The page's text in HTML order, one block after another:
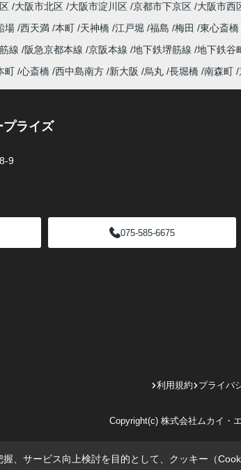
大阪市北区 大阪市淀川区 京都市下京区 大阪市西
場 西天満 本町 天神橋 江戸堀 福島 梅田 東心斎橋
線 阪急京都本線 京阪本線 地下鉄堺筋線 地下鉄谷
町 心斎橋 西中島南方 新大阪 烏丸 長堀橋 南森町
プライズ
9
075-585-6675
利用規約 プライバ
Copyright(c) 株式会社ムカイ・
、サービス向上検討を目的として、クッキー（